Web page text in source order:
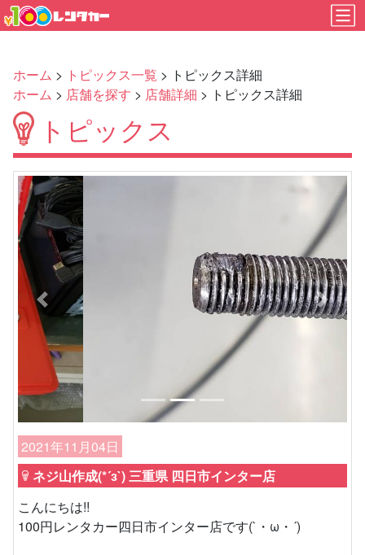
ホーム > トピックス一覧 > トピックス詳細
ホーム > 店舗を探す > 店舗詳細 > トピックス詳細
トピックス
Previous Next
2021年11月04日
ネジ山作成(*´з`) 三重県 四日市インター店
こんにちは!!
100円レンタカー四日市インター店です(`・ω・´)